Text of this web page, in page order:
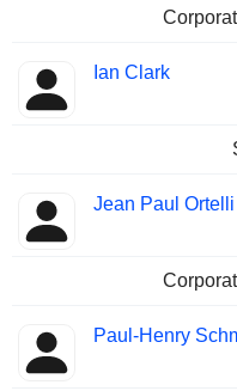
Ian Clark
Jean Paul Ortelli
Paul-Henry